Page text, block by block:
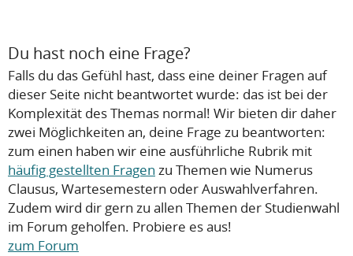
Du hast noch eine Frage?
Falls du das Gefühl hast, dass eine deiner Fragen auf
dieser Seite nicht beantwortet wurde: das ist bei der
Komplexität des Themas normal! Wir bieten dir daher
zwei Möglichkeiten an, deine Frage zu beantworten:
zum einen haben wir eine ausführliche Rubrik mit
häufig gestellten Fragen zu Themen wie Numerus
Clausus, Wartesemestern oder Auswahlverfahren.
Zudem wird dir gern zu allen Themen der Studienwahl
im Forum geholfen. Probiere es aus!
zum Forum